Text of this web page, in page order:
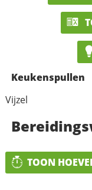
Keukenspullen
Vijzel
TOON